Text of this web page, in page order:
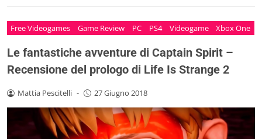
Free Videogames Game Review PC PS4 Videogame Xbox One
Le fantastiche avventure di Captain Spirit –
Recensione del prologo di Life Is Strange 2
Mattia Pescitelli - 27 Giugno 2018